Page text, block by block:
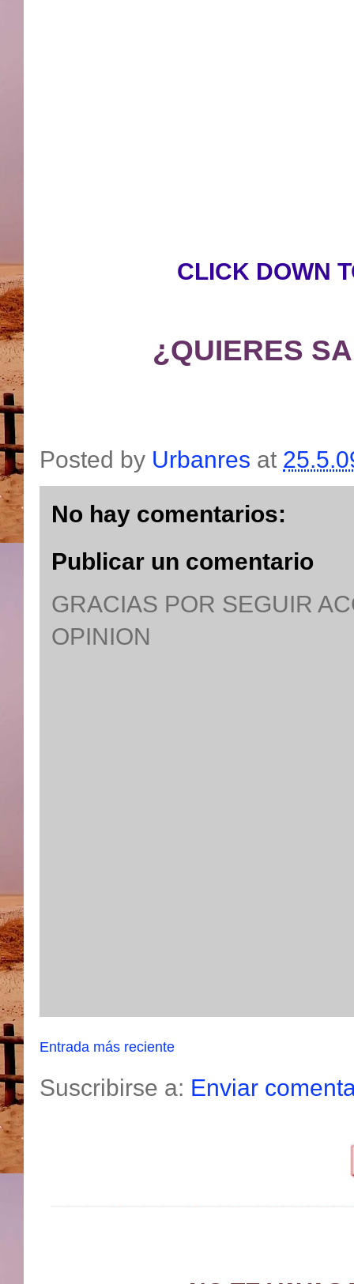
CLICK DOWN
¿QUIERES
Posted by Urbanres at
No hay comentarios:
Publicar un comentario
GRACIAS POR SEGUIR
OPINION
Entrada más reciente
Suscribirse a: Enviar